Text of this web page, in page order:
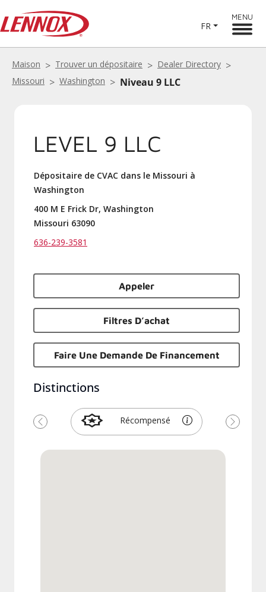
FR
MENU
Maison Trouver un dépositaire
Dealer Directory
Missouri
Washington Niveau 9 LLC
LEVEL 9 LLC
Dépositaire de CVAC dans le Missouri à
Washington
400 M E Frick Dr, Washington
Missouri 63090
636-239-3581
Appeler
Filtres D’achat
Faire Une Demande De Financement
Distinctions
Récompensé
Précédent Suivant